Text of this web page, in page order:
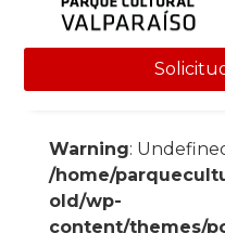
Warning:
/home/
old/wp-
content/themes/